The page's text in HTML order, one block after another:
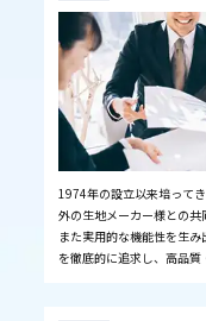
1974年の設立以来培って
外の生地メーカー様との共
また実用的な機能性を生
を徹底的に追求し、高品